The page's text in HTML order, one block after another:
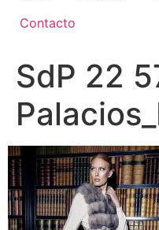
Contacto
SdP 22